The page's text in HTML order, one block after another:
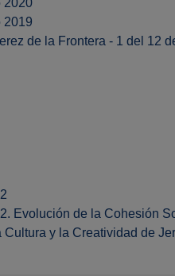
2020
2019
de la Frontera - 1 del 12
Evolución de la Cohesión
y la Creatividad de